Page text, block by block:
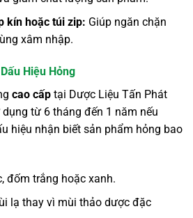
kín hoặc túi zip: Giúp ngăn chặn
xâm nhập.
Hiệu Hỏng
cao cấp tại Dược Liệu Tấn Phát
từ 6 tháng đến 1 năm nếu
hiệu nhận biết sản phẩm hỏng bao
đốm trắng hoặc xanh.
lạ thay vì mùi thảo dược đặc